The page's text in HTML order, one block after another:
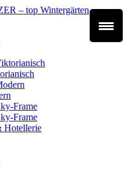
Frame
Frame
Hotellerie